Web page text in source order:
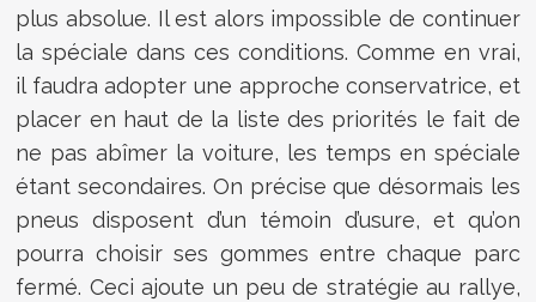
plus absolue. Il est alors impossible de continuer
la spéciale dans ces conditions. Comme en vrai,
il faudra adopter une approche conservatrice, et
placer en haut de la liste des priorités le fait de
ne pas abîmer la voiture, les temps en spéciale
étant secondaires. On précise que désormais les
pneus disposent d’un témoin d’usure, et qu’on
pourra choisir ses gommes entre chaque parc
fermé. Ceci ajoute un peu de stratégie au rallye,